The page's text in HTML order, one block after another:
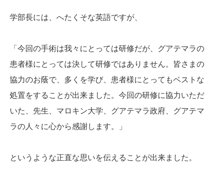
学部長には、へたくそな英語ですが、
「今回の手術は我々にとっては研修だが、グアテマラの
患者様にとっては決して研修ではありません。皆さまの
協力のお蔭で、多くを学び、患者様にとってもベストな
処置をすることが出来ました。今回の研修に協力いただ
いた、先生、マロキン大学、グアテマラ政府、グアテマ
ラの人々に心から感謝します。」
というような正直な思いを伝えることが出来ました。